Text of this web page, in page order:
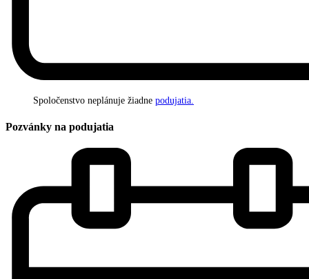
Spoločenstvo neplánuje žiadne podujatia.
Pozvánky na podujatia